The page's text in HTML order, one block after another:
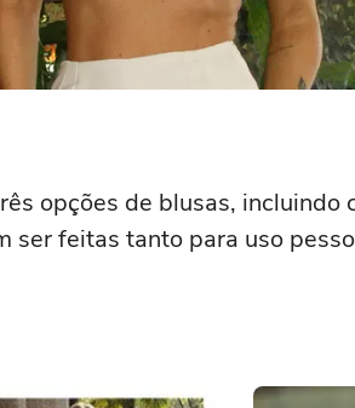
opções de blusas, incluindo
ser feitas tanto para uso